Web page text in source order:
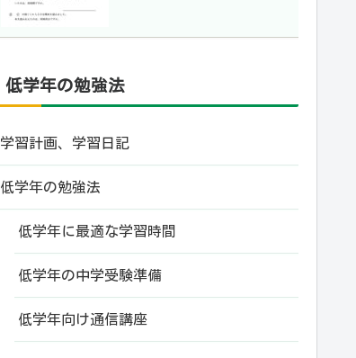
低学年の勉強法
学習計画、学習日記
低学年の勉強法
低学年に最適な学習時間
低学年の中学受験準備
低学年向け通信講座